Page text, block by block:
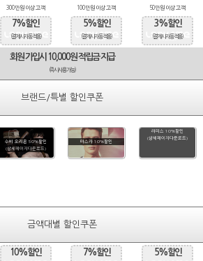
300만원 이상 고객 100만원 이상 고객 50만원 이상 고객
7%할인
(결제시 자동적용)
5%할인
(결제시 자동적용)
3%할인
(결제시 자동적용)
회원 가입시 10,000원 적립금 지급
(즉시사용가능)
브랜드/특별 할인쿠폰
수비 오리온 50%할인
(상세페이지다운로드)
마스카 10%할인
라피스 10%할인
(상세페이지다운로드)
금액대별 할인쿠폰
10%할인 7%할인 5%할인